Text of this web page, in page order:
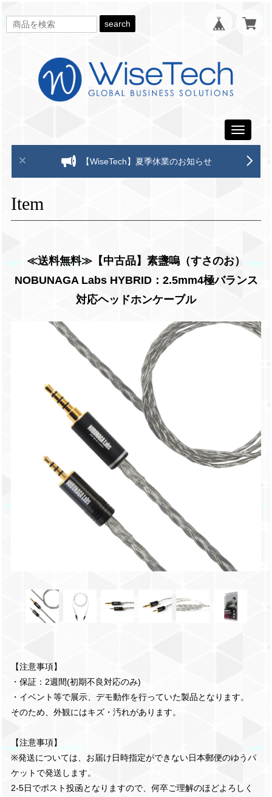
search
Toggle
【WiseTech】夏季休業のお知らせ
Item
≪送料無料≫【中古品】素盞嗚（すさのお）
NOBUNAGA Labs HYBRID：2.5mm4極バランス
対応ヘッドホンケーブル
【注意事項】
・保証：2週間(初期不良対応のみ)
・イベント等で展示、デモ動作を行っていた製品となります。
そのため、外観にはキズ・汚れがあります。
【注意事項】
※発送については、お届け日時指定ができない日本郵便のゆうパ
ケットで発送します。
2-5日でポスト投函となりますので、何卒ご理解のほどよろしく